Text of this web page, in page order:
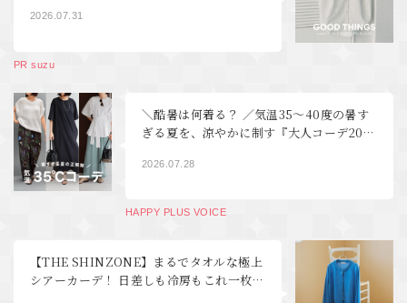
2026.07.31
PR suzu
＼酷暑は何着る？ ／気温35～40度の暑す
ぎる夏を、涼やかに制す『大人コーデ20
2026.07.28
HAPPY PLUS VOICE
【THE SHINZONE】まるでタオルな極上
シアーカーデ！ 日差しも冷房もこれ一枚 |